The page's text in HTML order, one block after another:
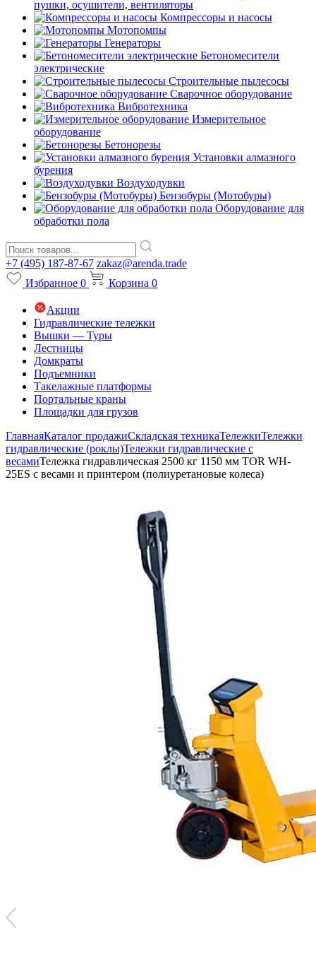
пушки, осушители, вентиляторы
Компрессоры и насосы
Мотопомпы
Генераторы
Бетономесители
электрические
Строительные пылесосы
Сварочное оборудование
Вибротехника
Измерительное
оборудование
Бетонорезы
Установки алмазного
бурения
Воздуходувки
Бензобуры (Мотобуры)
Оборудование для
обработки пола
+7 (495) 187-87-67 zakaz@arenda.trade
Избранное 0 Корзина 0
Акции
Гидравлические тележки
Вышки — Туры
Лестницы
Домкраты
Подъемники
Такелажные платформы
Портальные краны
Площадки для грузов
ГлавнаяКаталог продажиСкладская техникаТележкиТележки
гидравлические (роклы)Тележки гидравлические с
весамиТележка гидравлическая 2500 кг 1150 мм TOR WH-
25ES с весами и принтером (полиуретановые колеса)